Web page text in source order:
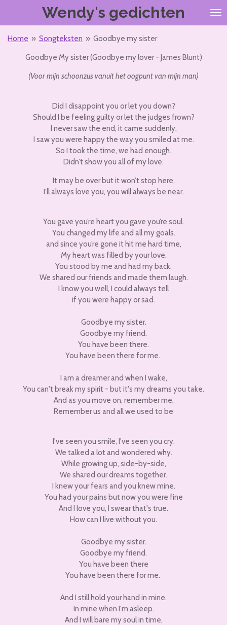
de
hoofdinhoud
Wendy's gedichten
Home » Songteksten » Goodbye my sister
Goodbye My sister (Goodbye my lover - James Blunt)
(Voor mijn schoonzus vanuit het oogpunt van mijn man)
Did I disappoint you or let you down?
Should I be feeling guilty or let the judges frown?
I never saw the end, it came suddenly,
I saw you were happy the way you smiled at me.
So I took the time, we had enough.
Didn’t show you all of my love.
It may be over but it won’t stop here,
I’ll always love you, you will always be near.
You gave you’re heart you gave you’re soul.
You changed my life and all my goals.
and since you’re gone it hit me hard time,
My heart was filled by your love.
You stood by me and had my back.
We shared our friends and made them laugh.
I know you well, I could always tell
if you were happy or sad.
Goodbye my sister.
Goodbye my friend.
You have been there.
You have been there for me.
I am a dreamer and when I wake,
You can't break my spirit - but it's my dreams you take.
And as you move on, remember me,
Remember us and all we used to be
I've seen you smile, I've seen you cry.
We talked a lot and wondered why.
While growing up, side-by-side,
We shared our dreams together.
I knew your fears and you knew mine.
You had your pains but now you were fine
And I love you, I swear that's true.
How can I live without you.
Goodbye my sister.
Goodbye my friend.
You have been there
You have been there for me.
And I still hold your hand in mine.
In mine when I'm asleep.
And I will bare my soul in time,